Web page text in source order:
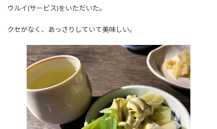
ウルイ(サービス)をいただいた。
クセがなく、あっさりしていて美味しい。